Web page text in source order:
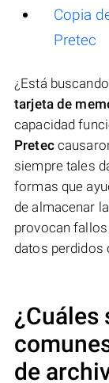
Copia
Pretec
¿Está
tarjeta de
capacidad
Pretec
siempre tales
formas que
de almacenar
provocan
datos perdidos
¿Cuáles
de